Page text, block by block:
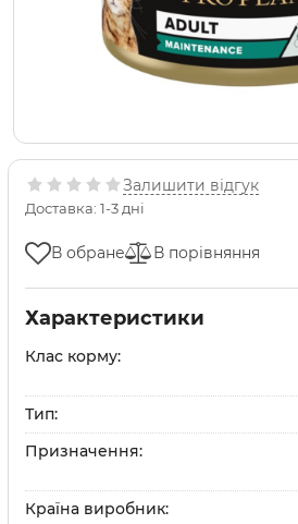
Залишити відгук
Доставка: 1-3 дні
В обране В порівняння
Характеристики
Клас корму:
Тип:
Призначення:
Країна виробник: